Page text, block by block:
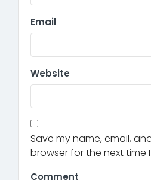
Email
Website
Save my name, email,
browser for the next time
Comment